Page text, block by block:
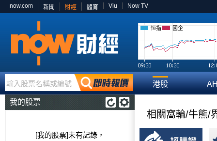
now.com 新聞 財經 體育 Viu Now TV
恒指 國企
輸入股票名稱或編號 港股
我的股票
[我的股票]未有記錄，
相關窩輪/牛熊/